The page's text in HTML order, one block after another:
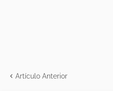
Artículo Anterior